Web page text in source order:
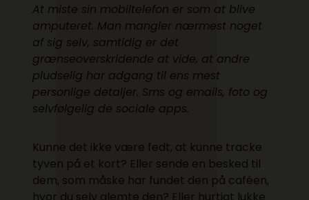
At miste sin mobiltelefon er som at blive
amputeret. Man mangler nærmest noget
af sig selv, samtidig er det
grænseoverskridende at vide, at andre
pludselig har adgang til ens mest
personlige detaljer. Sms og emails, foto og
selvfølgelig de sociale apps.
Kunne det ikke være fedt, at kunne tracke
tyven på et kort? Eller sende en besked til
dem, som måske har fundet den på caféen,
hvor du selv glemte den? Eller hurtigt lukke